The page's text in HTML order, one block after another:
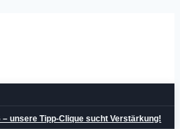
– unsere Tipp-Clique sucht Verstärkung!